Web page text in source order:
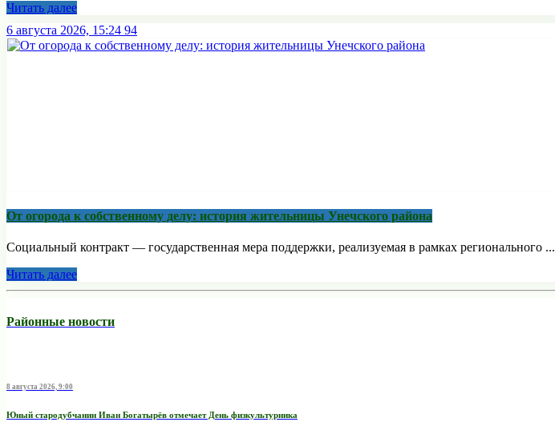
Читать далее
6 августа 2026, 15:24 94
От огорода к собственному делу: история жительницы Унечского района
Социальный контракт — государственная мера поддержки, реализуемая в рамках регионального ...
Читать далее
Районные новости
8 августа 2026, 9:00
Юный стародубчанин Иван Богатырёв отмечает День физкультурника